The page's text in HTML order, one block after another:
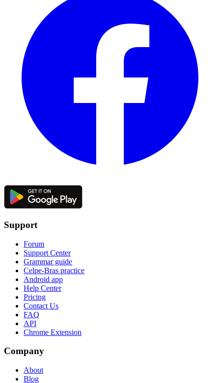
Support
Forum
Support Center
Grammar guide
Celpe-Bras practice
Android app
Help Center
Pricing
Contact Us
FAQ
API
Chrome Extension
Company
About
Blog